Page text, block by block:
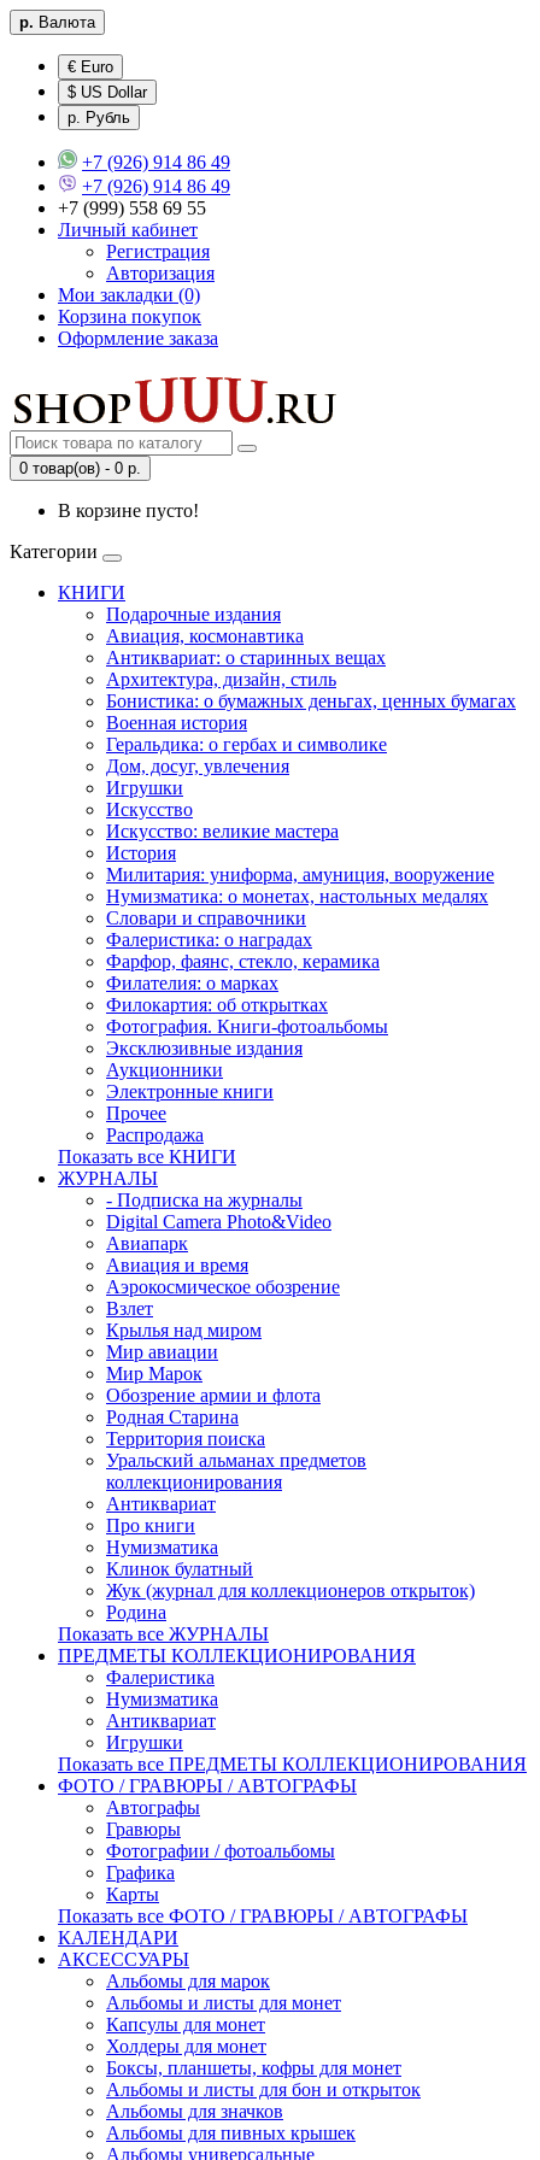
р. Валюта
€ Euro
$ US Dollar
р. Рубль
+7 (926) 914 86 49
+7 (926) 914 86 49
+7 (999) 558 69 55
Личный кабинет
Регистрация
Авторизация
Мои закладки (0)
Корзина покупок
Оформление заказа
0 товар(ов) - 0 р.
В корзине пусто!
Категории
КНИГИ
Подарочные издания
Авиация, космонавтика
Антиквариат: о старинных вещах
Архитектура, дизайн, стиль
Бонистика: о бумажных деньгах, ценных бумагах
Военная история
Геральдика: о гербах и символике
Дом, досуг, увлечения
Игрушки
Искусство
Искусство: великие мастера
История
Милитария: униформа, амуниция, вооружение
Нумизматика: о монетах, настольных медалях
Словари и справочники
Фалеристика: о наградах
Фарфор, фаянс, стекло, керамика
Филателия: о марках
Филокартия: об открытках
Фотография. Книги-фотоальбомы
Эксклюзивные издания
Аукционники
Электронные книги
Прочее
Распродажа
Показать все КНИГИ
ЖУРНАЛЫ
- Подписка на журналы
Digital Camera Photo&Video
Авиапарк
Авиация и время
Аэрокосмическое обозрение
Взлет
Крылья над миром
Мир авиации
Мир Марок
Обозрение армии и флота
Родная Старина
Территория поиска
Уральский альманах предметов
коллекционирования
Антиквариат
Про книги
Нумизматика
Клинок булатный
Жук (журнал для коллекционеров открыток)
Родина
Показать все ЖУРНАЛЫ
ПРЕДМЕТЫ КОЛЛЕКЦИОНИРОВАНИЯ
Фалеристика
Нумизматика
Антиквариат
Игрушки
Показать все ПРЕДМЕТЫ КОЛЛЕКЦИОНИРОВАНИЯ
ФОТО / ГРАВЮРЫ / АВТОГРАФЫ
Автографы
Гравюры
Фотографии / фотоальбомы
Графика
Карты
Показать все ФОТО / ГРАВЮРЫ / АВТОГРАФЫ
КАЛЕНДАРИ
АКСЕССУАРЫ
Альбомы для марок
Альбомы и листы для монет
Капсулы для монет
Холдеры для монет
Боксы, планшеты, кофры для монет
Альбомы и листы для бон и открыток
Альбомы для значков
Альбомы для пивных крышек
Альбомы универсальные